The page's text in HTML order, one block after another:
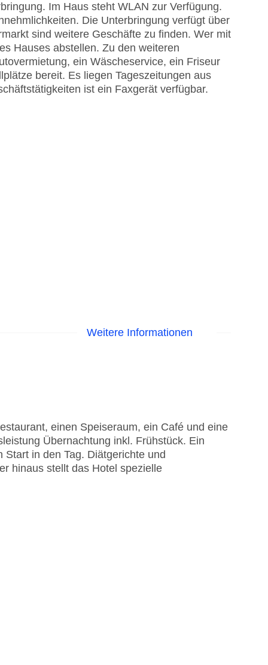
Im Haus steht WLAN zur Verfügung.
Die Unterbringung verfügt über
sind weitere Geschäfte zu finden. Wer mit
Hauses abstellen. Zu den weiteren
ein Wäscheservice, ein Friseur
bereit. Es liegen Tageszeitungen aus
ist ein Faxgerät verfügbar.
Weitere Informationen
einen Speiseraum, ein Café und eine
Übernachtung inkl. Frühstück. Ein
in den Tag. Diätgerichte und
hinaus stellt das Hotel spezielle